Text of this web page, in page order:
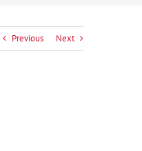
Previous Next